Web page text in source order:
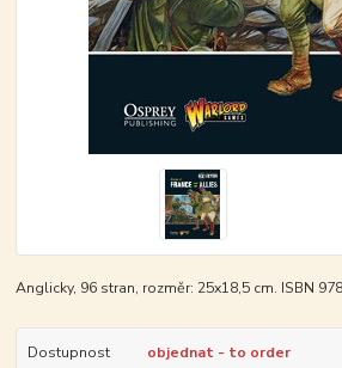
Anglicky, 96 stran, rozměr: 25x18,5 cm. ISBN
Dostupnost objednat - to order